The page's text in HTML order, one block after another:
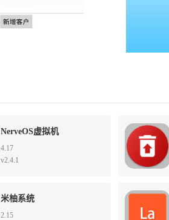
NerveOS虚拟机
4.17
v2.4.1
米柚系统
2.15